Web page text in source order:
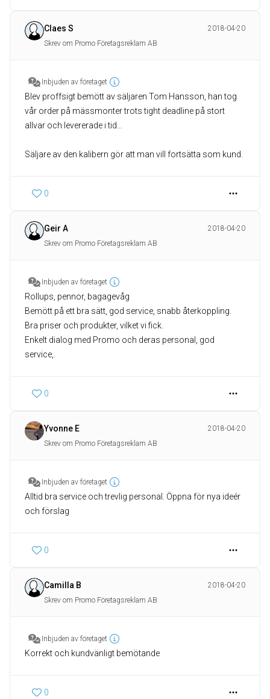
Claes S
2018-04-20
Skrev om Promo Företagsreklam AB
Inbjuden av företaget
Blev proffsigt bemött av säljaren Tom Hansson, han tog
vår order på mässmonter trots tight deadline på stort
allvar och levererade i tid...
Säljare av den kalibern gör att man vill fortsätta som kund.
0
Geir A
2018-04-20
Skrev om Promo Företagsreklam AB
Inbjuden av företaget
Rollups, pennor, bagagevåg
Bemött på ett bra sätt, god service, snabb återkoppling.
Bra priser och produkter, vilket vi fick.
Enkelt dialog med Promo och deras personal, god
0
Yvonne E
2018-04-20
Skrev om Promo Företagsreklam AB
Inbjuden av företaget
Alltid bra service och trevlig personal. Öppna för nya ideér
och förslag
0
Camilla B
2018-04-20
Skrev om Promo Företagsreklam AB
Inbjuden av företaget
Korrekt och kundvänligt bemötande
0